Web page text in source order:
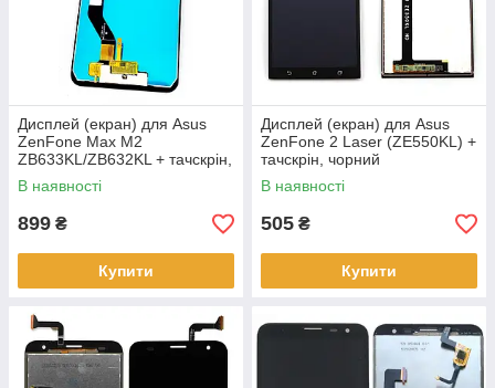
Дисплей (екран) для Asus
ZenFone Max M2
ZB633KL/ZB632KL + тачскрін,
чорний, оригінал
В наявності
899 ₴
Купити
Дисплей (екран) для Asus
ZenFone 2 Laser (ZE550KL) +
тачскрін, чорний
В наявності
505 ₴
Купити